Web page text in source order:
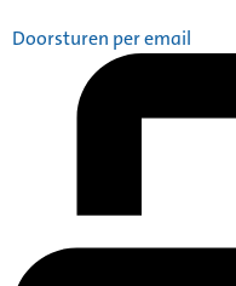
Doorsturen per email